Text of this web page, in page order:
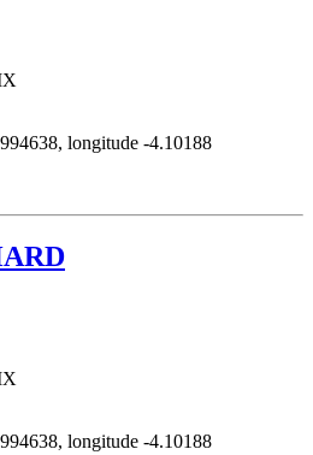
longitude -4.10188
longitude -4.10188